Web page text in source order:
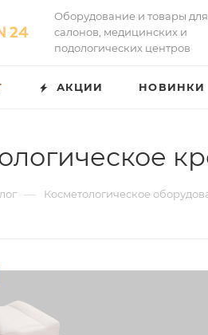
Оборудование и товары для
салонов, медицинских и
подологических центров
АКЦИИ НОВИНКИ
— Косметологическое